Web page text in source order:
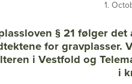
1.
§ 21 følger
for gravplasser.
i Vestfold og
i